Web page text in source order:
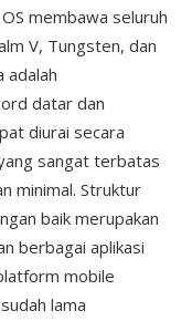
membawa seluruh
V, Tungsten, dan
adalah
datar dan
diurai secara
sangat terbatas
minimal. Struktur
baik merupakan
berbagai aplikasi
mobile
lama